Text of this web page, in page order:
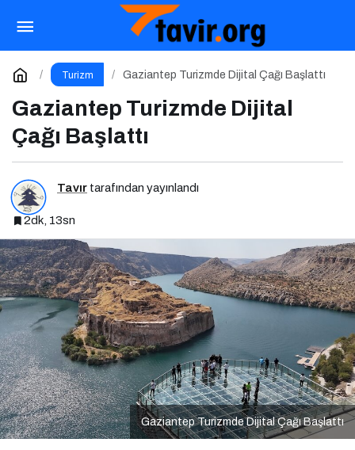
Turizm Gaziantep Turizmde Dijital Çağı Başlattı
Gaziantep Turizmde Dijital
Çağı Başlattı
Tavır tarafından yayınlandı
2dk, 13sn
Gaziantep Turizmde Dijital Çağı Başlattı
Modern Gezginin Hayatta Kalma ve Keşif
Rehberi
Yorum Yap